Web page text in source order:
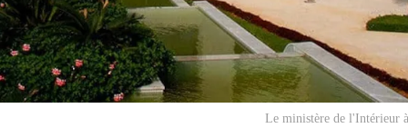
Le ministère de l'Intérieur